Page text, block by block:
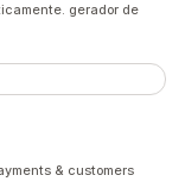
gerador de
& customers